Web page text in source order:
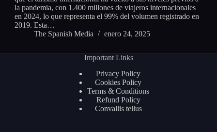
la pandemia, con 1.400 millones de viajeros internacionales
en 2024, lo que representa el 99% del volumen registrado en
2019. Esta…
The Spanish Media
enero 24, 2025
Important Links
Privacy Policy
Cookies Policy
Terms & Conditions
Refund Policy
Convallis tellus